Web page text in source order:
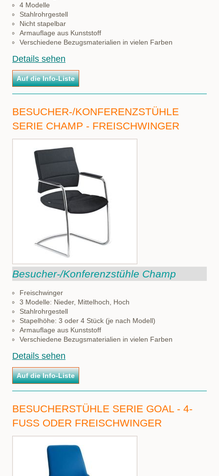
4 Modelle
Stahlrohrgestell
Nicht stapelbar
Armauflage aus Kunststoff
Verschiedene Bezugsmaterialien in vielen Farben
Details sehen
BESUCHER-/KONFERENZSTÜHLE
SERIE CHAMP - FREISCHWINGER
Besucher-/Konferenzstühle Champ
Freischwinger
3 Modelle: Nieder, Mittelhoch, Hoch
Stahlrohrgestell
Stapelhöhe: 3 oder 4 Stück (je nach Modell)
Armauflage aus Kunststoff
Verschiedene Bezugsmaterialien in vielen Farben
Details sehen
BESUCHERSTÜHLE SERIE GOAL - 4-
FUSS ODER FREISCHWINGER